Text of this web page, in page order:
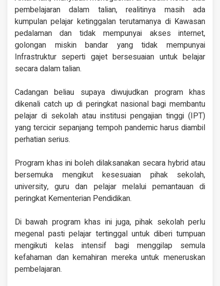
pembelajaran dalam talian, realitinya masih ada
kumpulan pelajar ketinggalan terutamanya di Kawasan
pedalaman dan tidak mempunyai akses internet,
golongan miskin bandar yang tidak mempunyai
Infrastruktur seperti gajet bersesuaian untuk belajar
secara dalam talian.
Cadangan beliau supaya diwujudkan program khas
dikenali catch up di peringkat nasional bagi membantu
pelajar di sekolah atau institusi pengajian tinggi (IPT)
yang tercicir sepanjang tempoh pandemic harus diambil
perhatian serius.
Program khas ini boleh dilaksanakan secara hybrid atau
bersemuka mengikut kesesuaian pihak sekolah,
university, guru dan pelajar melalui pemantauan di
peringkat Kementerian Pendidikan.
Di bawah program khas ini juga, pihak sekolah perlu
megenal pasti pelajar tertinggal untuk diberi tumpuan
mengikuti kelas intensif bagi menggilap semula
kefahaman dan kemahiran mereka untuk meneruskan
pembelajaran.